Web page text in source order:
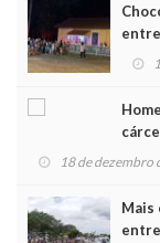
Noel
18 de dezembro
Mais